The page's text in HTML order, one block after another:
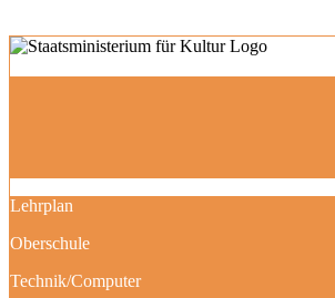
Lehrplan
Oberschule
Technik/Computer